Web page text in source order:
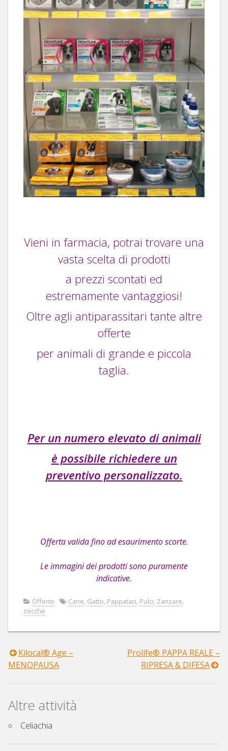
Vieni in farmacia, potrai trovare una
vasta scelta di prodotti
a prezzi scontati ed
estremamente vantaggiosi!
Oltre agli antiparassitari tante altre
offerte
per animali di grande e piccola
taglia.
Per un numero elevato di animali
è possibile richiedere un
preventivo personalizzato.
Offerta valida fino ad esaurimento scorte.
Le immagini dei prodotti sono puramente
indicative.
Offerte Cane, Gatto, Pappataci, Pulci, Zanzare,
zecche
Navigazione
Kilocal® Age –
MENOPAUSA
Prolife® PAPPA REALE –
RIPRESA & DIFESA
Altre attività
Celiachia